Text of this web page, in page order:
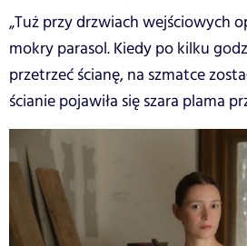
„Tuż przy drzwiach wejściowych
mokry parasol. Kiedy po kilku
przetrzeć ścianę, na szmatce
ścianie pojawiła się szara plama